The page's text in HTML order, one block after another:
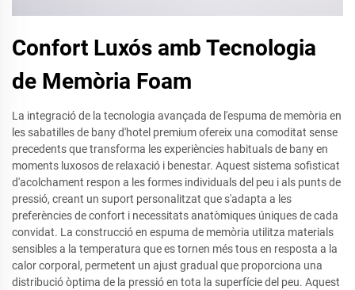
Confort Luxós amb Tecnologia
de Memòria Foam
La integració de la tecnologia avançada de l'espuma de memòria en
les sabatilles de bany d'hotel premium ofereix una comoditat sense
precedents que transforma les experiències habituals de bany en
moments luxosos de relaxació i benestar. Aquest sistema sofisticat
d'acolchament respon a les formes individuals del peu i als punts de
pressió, creant un suport personalitzat que s'adapta a les
preferències de confort i necessitats anatòmiques úniques de cada
convidat. La construcció en espuma de memòria utilitza materials
sensibles a la temperatura que es tornen més tous en resposta a la
calor corporal, permetent un ajust gradual que proporciona una
distribució òptima de la pressió en tota la superfície del peu. Aquest